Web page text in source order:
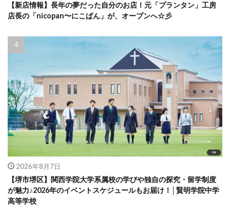
【新店情報】長年の夢だった自分のお店！元「プランタン」工房
店長の「nicopan〜にこぱん」が、オープンへ☆彡
2026年8月7日
【堺市堺区】関西学院大学系属校の学びや独自の探究・留学制度
が魅力♪2026年のイベントスケジュールもお届け！│賢明学院中学
高等学校